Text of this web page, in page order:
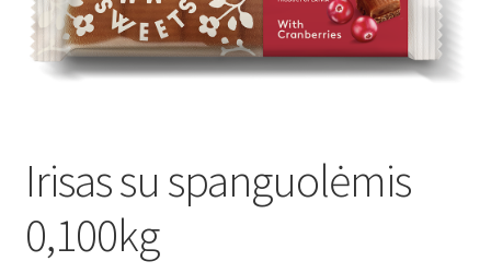
Konditoreja
Irisas su spanguolėmis
0,100kg